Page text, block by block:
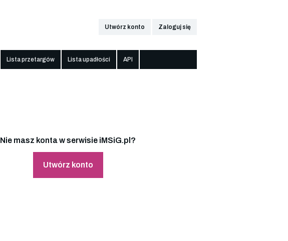
Utwórz konto Zaloguj się
Lista przetargów Lista upadłości API
Nie masz konta w serwisie iMSiG.pl?
Utwórz konto